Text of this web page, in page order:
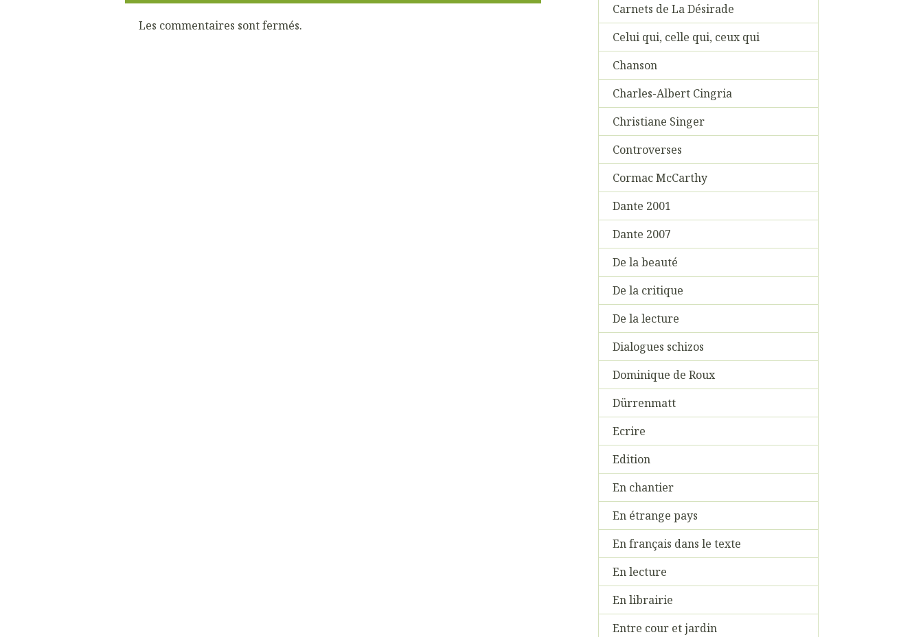
Les commentaires sont fermés.
Carnets de La Désirade
Celui qui, celle qui, ceux qui
Chanson
Charles-Albert Cingria
Christiane Singer
Controverses
Cormac McCarthy
Dante 2001
Dante 2007
De la beauté
De la critique
De la lecture
Dialogues schizos
Dominique de Roux
Dürrenmatt
Ecrire
Edition
En chantier
En étrange pays
En français dans le texte
En lecture
En librairie
Entre cour et jardin